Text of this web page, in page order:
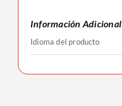
Información Adicional
Idioma del producto